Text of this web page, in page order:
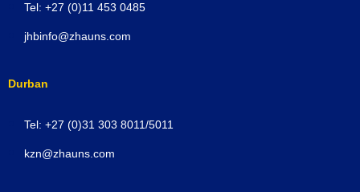
Tel: +27 (0)11 453 0485
jhbinfo@zhauns.com
Durban
Tel: +27 (0)31 303 8011/5011
kzn@zhauns.com